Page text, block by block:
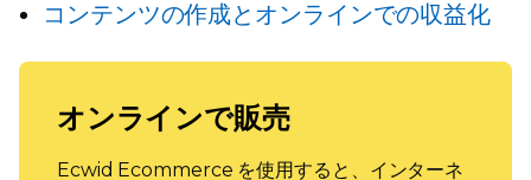
コンテンツの作成とオンラインでの収益化
オンラインで販売
Ecwid Ecommerce を使用すると、インターネ